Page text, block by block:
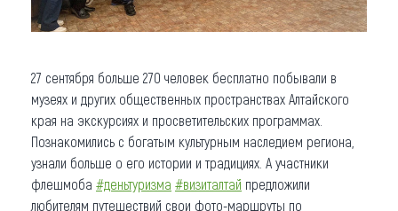
27 сентября больше 270 человек бесплатно побывали в
музеях и других общественных пространствах Алтайского
края на экскурсиях и просветительских программах.
Познакомились с богатым культурным наследием региона,
узнали больше о его истории и традициях. А участники
флешмоба #деньтуризма #визиталтай предложили
любителям путешествий свои фото-маршруты по